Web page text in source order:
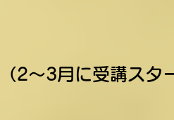
2〜3月に受講スタ